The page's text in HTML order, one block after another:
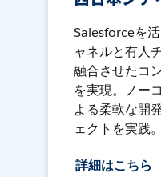
Salesforceを
ャネルと有人
融合させたコ
を実現。ノー
よる柔軟な開
ェクトを実践。
詳細はこちら